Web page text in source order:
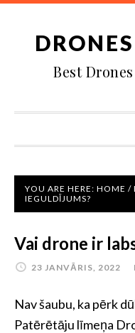
Best
YOU ARE HERE: HOME /
IEGULDĪJUMS?
Vai drone ir
23 JANVĀRIS, 2022
Nav šaubu, ka pērk
Patērētāju līmeņa